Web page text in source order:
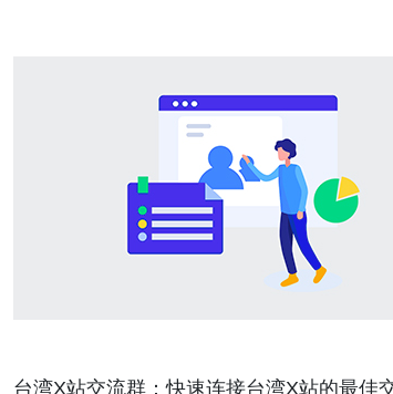
台湾X站交流群：快速连接台湾X站的最佳